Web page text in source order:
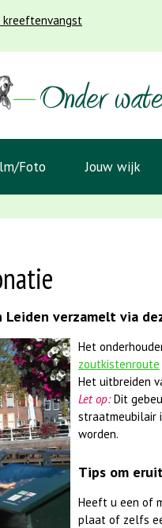
kreeftenvangst
Foto Jouw wijk
Leiden verzamelt via
Het
zoutkistenroute
Het uitbreiden
Let op:Dit
straatmeubilair
worden.
Tips om
Heeft u een of
plaat of zelfs